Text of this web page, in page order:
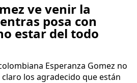
ve venir la
posa con
estar del todo
Esperanza Gomez no
los agradecido que están